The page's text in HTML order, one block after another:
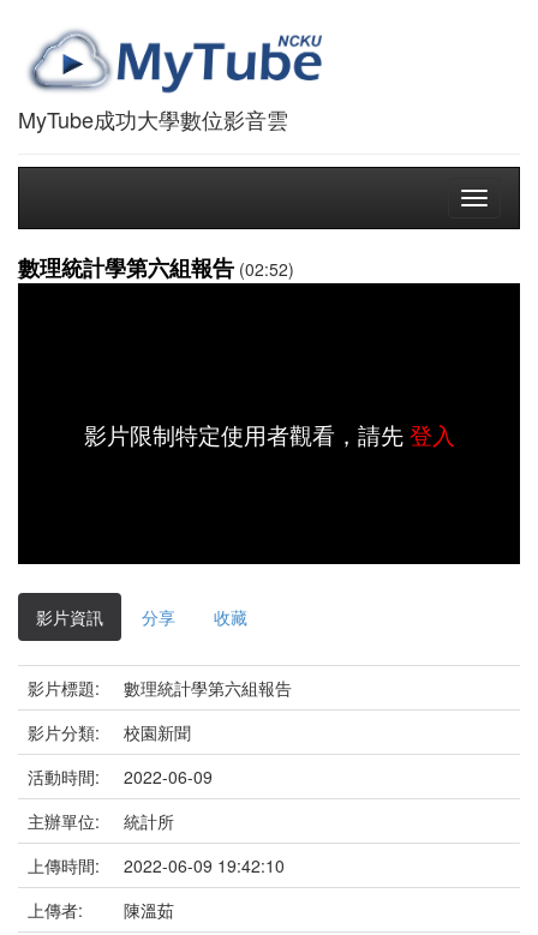
MyTube成功大學數位影音雲
Toggle
數理統計學第六組報告 (02:52)
影片限制特定使用者觀看，請先登入
影片資訊 分享 收藏
影片標題:
數理統計學第六組報告
影片分類:
校園新聞
活動時間:
2022-06-09
主辦單位:
統計所
上傳時間:
2022-06-09 19:42:10
上傳者:
陳溫茹